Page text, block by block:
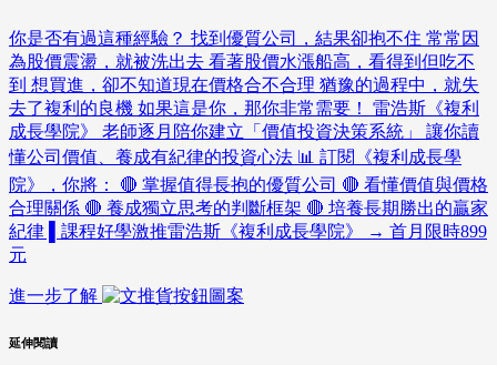
你是否有過這種經驗？ 找到優質公司，結果卻抱不住 常常因
為股價震盪，就被洗出去 看著股價水漲船高，看得到但吃不
到 想買進，卻不知道現在價格合不合理 猶豫的過程中，就失
去了複利的良機 如果這是你，那你非常需要！ 雷浩斯《複利
成長學院》 老師逐月陪你建立「價值投資決策系統」 讓你讀
懂公司價值、養成有紀律的投資心法 📊 訂閱《複利成長學
院》，你將： 🔴 掌握值得長抱的優質公司 🔴 看懂價值與價格
合理關係 🔴 養成獨立思考的判斷框架 🔴 培養長期勝出的贏家
紀律 ▌課程好學激推雷浩斯《複利成長學院》 → 首月限時899
元
進一步了解
延伸閱讀